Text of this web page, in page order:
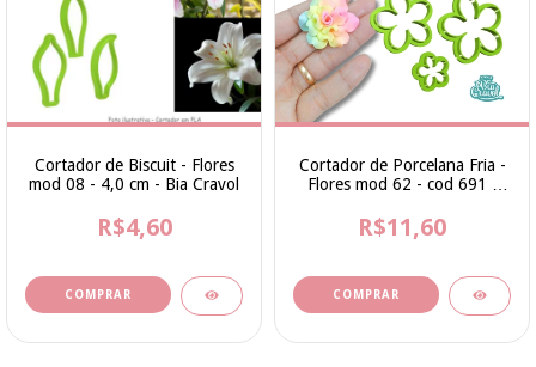
Cortador de Biscuit - Flores
mod 08 - 4,0 cm - Bia Cravol
R$4,60
Cortador de Porcelana Fria -
Flores mod 62 - cod 691 -
Cravol
R$11,60